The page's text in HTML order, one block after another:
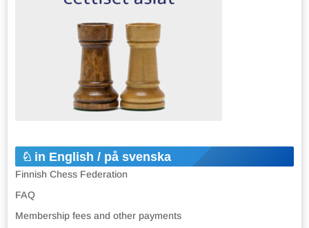
in English / på svenska
Finnish Chess Federation
FAQ
Membership fees and other payments